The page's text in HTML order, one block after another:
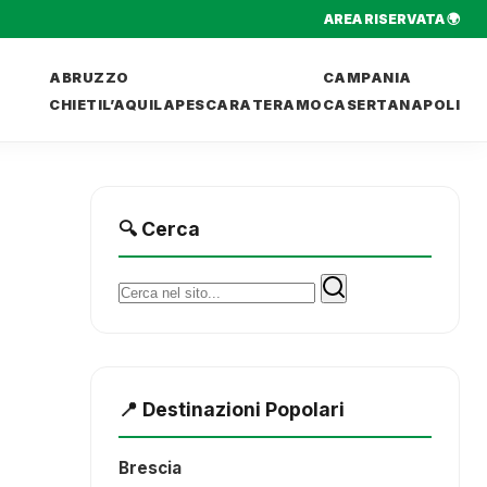
AREA RISERVATA 🌍
ABRUZZO
CHIETIL’AQUILAPESCARA TERAMO
CAMPANIA
CASERTANAPOLI
🔍 Cerca
Cerca:
📍 Destinazioni Popolari
Brescia